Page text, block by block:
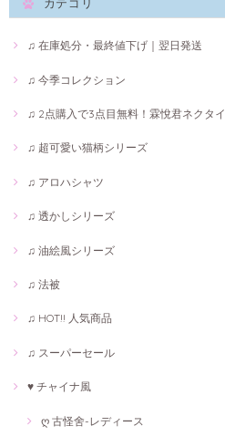
♫ 在庫処分・最終値下げ｜翌日発送
♫ 今季コレクション
♫ 2点購入で3点目無料！霖悅君ネクタイ
♫ 超可愛い猫柄シリーズ
♫ アロハシャツ
♫ 透かしシリーズ
♫ 油絵風シリーズ
♫ 法被
♫ HOT!! 人気商品
♫ スーパーセール
♥ チャイナ風
ღ 古怪舍-レディース